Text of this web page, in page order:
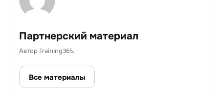
Партнерский материал
Автор Training365.
Все материалы